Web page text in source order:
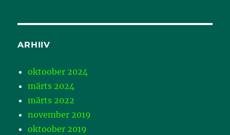
ARHIIV
oktoober 2024
märts 2024
märts 2022
november 2019
oktoober 2019